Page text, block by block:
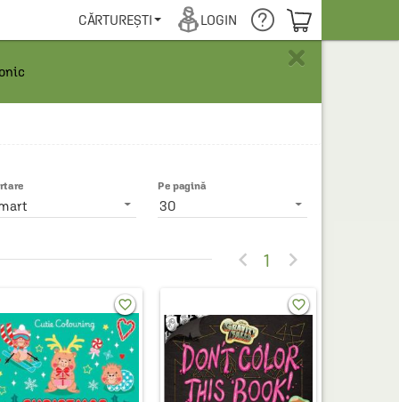
CĂRTUREȘTI LOGIN COȘUL TĂU
×
Pe pagină
30
 1 
favorite_border favorite_border